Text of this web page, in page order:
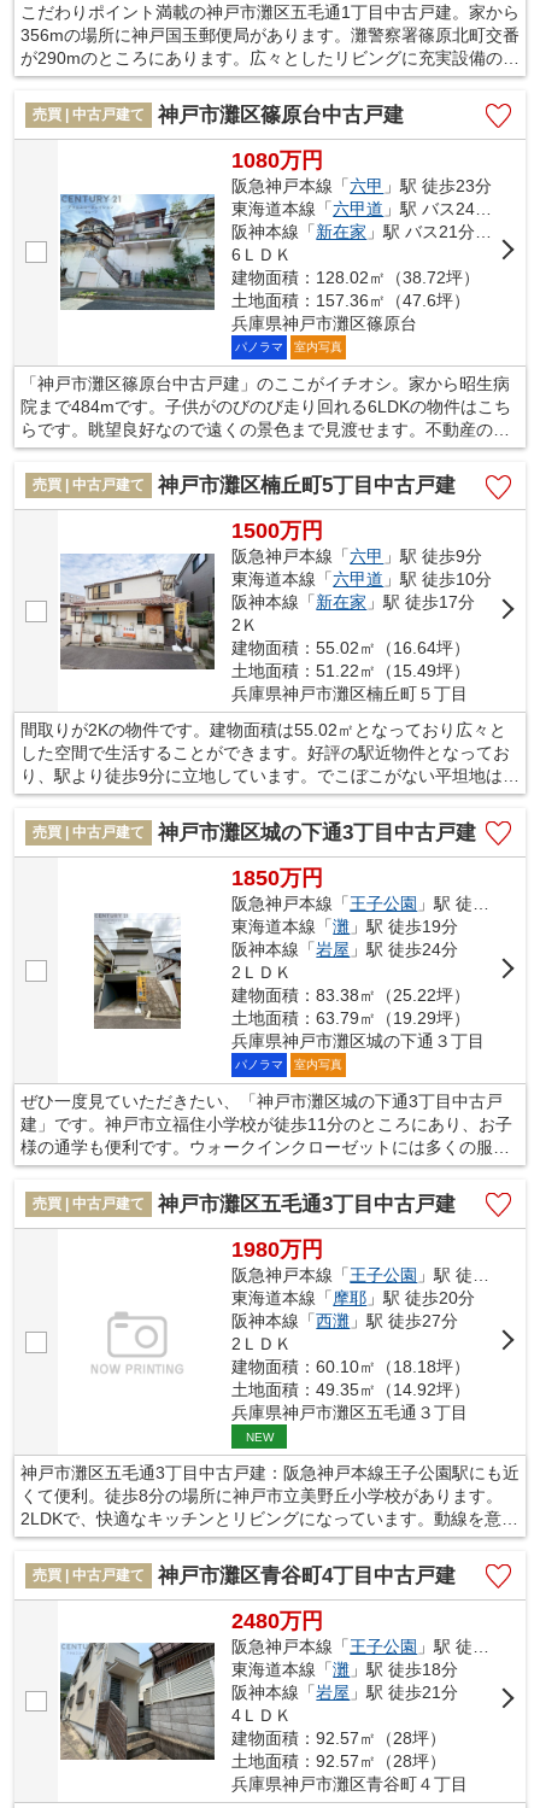
こだわりポイント満載の神戸市灘区五毛通1丁目中古戸建。家から
356mの場所に神戸国玉郵便局があります。灘警察署篠原北町交番
が290mのところにあります。広々としたリビングに充実設備のキ
ッチンを備えた5LDK。住んだことの無い場所で不動産をお探しな
ら、当社にお任せください。地元を知り尽くしたスタッフがあな
たのサポートを致します。ぜひご検討ください。
売買 | 中古戸建て 神戸市灘区篠原台中古戸建
1080万円
阪急神戸本線「六甲 」駅 徒歩23分
東海道本線「六甲道 」駅 バス24分 「炭山橋」 停歩5分
阪神本線「新在家 」駅 バス21分 「六甲ケーブル下〔バス〕」 停歩12分
6ＬＤＫ
建物面積：128.02㎡（38.72坪）
土地面積：157.36㎡（47.6坪）
兵庫県神戸市灘区篠原台
パノラマ 室内写真
「神戸市灘区篠原台中古戸建」のここがイチオシ。家から昭生病
院まで484mです。子供がのびのび走り回れる6LDKの物件はこち
らです。眺望良好なので遠くの景色まで見渡せます。不動産の購
入は大きなお買い物です。そこで失敗しないためにも、不動産の
プロである当社スタッフまでお気軽にお問い合わせください。
売買 | 中古戸建て 神戸市灘区楠丘町5丁目中古戸建
1500万円
阪急神戸本線「六甲 」駅 徒歩9分
東海道本線「六甲道 」駅 徒歩10分
阪神本線「新在家 」駅 徒歩17分
2Ｋ
建物面積：55.02㎡（16.64坪）
土地面積：51.22㎡（15.49坪）
兵庫県神戸市灘区楠丘町５丁目
間取りが2Kの物件です。建物面積は55.02㎡となっており広々と
した空間で生活することができます。好評の駅近物件となってお
り、駅より徒歩9分に立地しています。でこぼこがない平坦地はみ
んなが安心に生活できますよ。住みよい環境を求め続けているな
らば、当社にお任せください。たくさんの不動産の中から、お客
様の合った一戸建てを紹介いたします。
売買 | 中古戸建て 神戸市灘区城の下通3丁目中古戸建
1850万円
阪急神戸本線「王子公園 」駅 徒歩13分
東海道本線「灘 」駅 徒歩19分
阪神本線「岩屋 」駅 徒歩24分
2ＬＤＫ
建物面積：83.38㎡（25.22坪）
土地面積：63.79㎡（19.29坪）
兵庫県神戸市灘区城の下通３丁目
パノラマ 室内写真
ぜひ一度見ていただきたい、「神戸市灘区城の下通3丁目中古戸
建」です。神戸市立福住小学校が徒歩11分のところにあり、お子
様の通学も便利です。ウォークインクローゼットには多くの服を
収納することができるので、服の管理がしやすくなります。こち
らは間取り2LDKの物件です。神戸市灘区の阪急神戸本線王子公園
周辺に新しい住まいをお求めの方は、当社スタッフまでお声かけ
下さい。お客様に適した一戸建てをご紹介致します。
売買 | 中古戸建て 神戸市灘区五毛通3丁目中古戸建
1980万円
阪急神戸本線「王子公園 」駅 徒歩16分
東海道本線「摩耶 」駅 徒歩20分
阪神本線「西灘 」駅 徒歩27分
2ＬＤＫ
建物面積：60.10㎡（18.18坪）
土地面積：49.35㎡（14.92坪）
兵庫県神戸市灘区五毛通３丁目
NEW
神戸市灘区五毛通3丁目中古戸建：阪急神戸本線王子公園駅にも近
くて便利。徒歩8分の場所に神戸市立美野丘小学校があります。
2LDKで、快適なキッチンとリビングになっています。動線を意識
したデザインのシステムキッチン付きで作業能率が上がります。
これから先、どんなお住まいで生活をしたいですか。あなたの希
望にかなうお住まい探しを、ぜひ当社にお任せください。当社で
は様々な不動産をご用意しております。
売買 | 中古戸建て 神戸市灘区青谷町4丁目中古戸建
2480万円
阪急神戸本線「王子公園 」駅 徒歩15分
東海道本線「灘 」駅 徒歩18分
阪神本線「岩屋 」駅 徒歩21分
4ＬＤＫ
建物面積：92.57㎡（28坪）
土地面積：92.57㎡（28坪）
兵庫県神戸市灘区青谷町４丁目